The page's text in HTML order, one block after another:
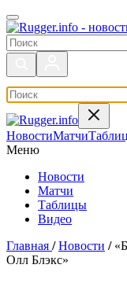
Поиск по сайту
НовостиМатчи
Меню
Новости
Матчи
Таблицы
Видео
Главная / Новости /
Олл Блэкс»